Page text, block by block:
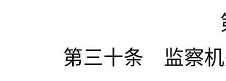
第三十条 监察机